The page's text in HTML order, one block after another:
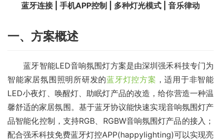
蓝牙连接 | 手机APP控制 | 多种灯光模式 | 音乐律动
一、方案概述
蓝牙智能LED音响氛围灯方案是由深圳强禾科技专门为
智能家居氛围照明所研发的蓝牙灯控方案 ，适用于非智能
LED小夜灯、唤醒灯、助眠灯产品的改造，给你营造一种温
馨舒适的家居氛围。基于蓝牙协议能快速实现音响氛围灯产
品智能化控制，支持RGB、RGBW音响氛围灯产品的接入；
配合强禾科技免费蓝牙灯控APP(happylighting)可以实现亮